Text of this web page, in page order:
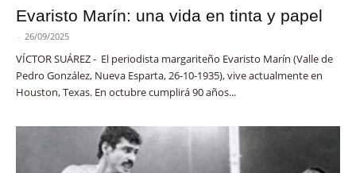
Evaristo Marín: una vida en tinta y papel
- 26/09/2025
VÍCTOR SUÁREZ - El periodista margariteño Evaristo Marín (Valle de
Pedro González, Nueva Esparta, 26-10-1935), vive actualmente en
Houston, Texas. En octubre cumplirá 90 años...